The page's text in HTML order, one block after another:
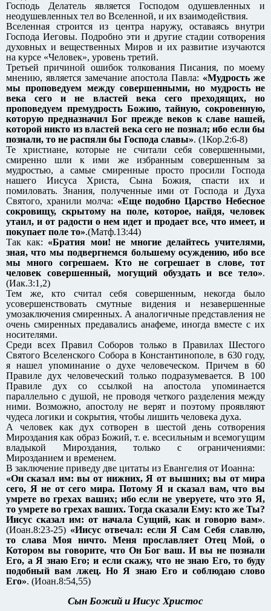
Господь Делатель является Господом одушевленных и
неодушевленных тел во Вселенной, и их взаимодействия.
Вселенная строится из центра наружу, оставаясь внутри
Господа Иеговы. Подробно эти и другие стадии сотворения
духовных и вещественных Миров и их развитие изучаются
на курсе «Человек», уровень третий.
Третьей причиной ошибок толкования Писания, по моему
мнению, является замечание апостола Павла: «Мудрость же
мы проповедуем между совершенными, но мудрость не
века сего и не властей века сего преходящих, но
проповедуем премудрость Божию, тайную, сокровенную,
которую предназначил Бог прежде веков к славе нашей,
которой никто из властей века сего не познал; ибо если бы
познали, то не распяли бы Господа славы». (1Кор.2:6-8)
Те христиане, которые не считали себя совершенными,
смиренно шли к ими же избранным совершенным за
мудростью, а самые смиренные просто просили Господа
нашего Иисуса Христа, Сына Божия, спасти их и
помиловать. Знания, полученные ими от Господа и Духа
Святого, хранили молча: «Еще подобно Царство Небесное
сокровищу, скрытому на поле, которое, найдя, человек
утаил, и от радости о нем идет и продает все, что имеет, и
покупает поле то».(Матф.13:44)
Так как: «Братия мои! не многие делайтесь учителями,
зная, что мы подвергнемся большему осуждению, ибо все
мы много согрешаем. Кто не согрешает в слове, тот
человек совершенный, могущий обуздать и все тело».
(Иак.3:1,2)
Тем же, кто считал себя совершенным, некогда было
усовершенствовать смутные видения и незавершенные
умозаключения смиренных. А аналогичные представления не
очень смиренных предавались анафеме, иногда вместе с их
носителями.
Среди всех Правил Соборов только в Правилах Шестого
Святого Вселенского Собора в Константинополе, в 630 году,
я нашел упоминание о духе человеческом. Причем в 60
Правиле дух человеческий только подразумевается. В 100
Правиле дух со ссылкой на апостола упоминается
параллельно с душой, не проводя четкого разделения между
ними. Возможно, апостолу не верят и поэтому проявляют
чудеса логики и сокрытия, чтобы лишить человека духа.
А человек как дух сотворен в шестой день сотворения
Мироздания как образ Божий, т. е. всесильным и всемогущим
владыкой Мироздания, только с ограничениями:
Мирозданием и временем.
В заключение приведу две цитаты из Евангелия от Иоанна:
«Он сказал им: вы от нижних, Я от вышних; вы от мира
сего, Я не от сего мира. Потому Я и сказал вам, что вы
умрете во грехах ваших; ибо если не уверуете, что это Я,
то умрете во грехах ваших. Тогда сказали Ему: кто же Ты?
Иисус сказал им: от начала Сущий, как и говорю вам».
(Иоан.8:23-25) «Иисус отвечал: если Я Сам Себя славлю,
то слава Моя ничто. Меня прославляет Отец Мой, о
Котором вы говорите, что Он Бог ваш. И вы не познали
Его, а Я знаю Его; и если скажу, что не знаю Его, то буду
подобный вам лжец. Но Я знаю Его и соблюдаю слово
Его». (Иоан.8:54,55)
Сын Божий и Иисус Христос